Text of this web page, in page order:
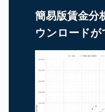
簡易版賃金分
ウンロードが